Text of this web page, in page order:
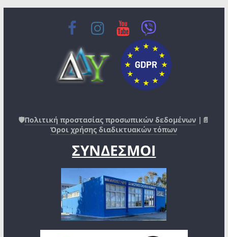
🛡️Πολιτική προστασίας προσωπικών δεδομένων |📄
Όροι χρήσης διαδικτυακών τόπων
ΣΥΝΔΕΣΜΟΙ